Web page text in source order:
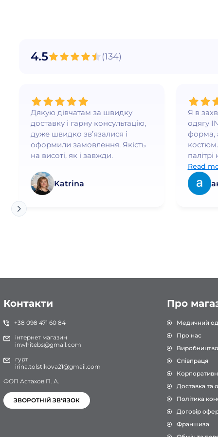
Белый/Баклажан
Белый/Бордо
Белый/Голубой
Белый/Зеленый
Белый/Красный
Белый/Лаванда
Белый/Лаванда/Белый
Белый/Малина
Белый/Малина/Белый
Белый/Персик
Білий/Сірий
Белый/Серый/Белый
Белый/Тиффани
Белый/Тиффани/Белый
Белый/Черный
Тиск
Фиолетовый
4.5 (134)
Дякую дівчатам за швидку
доставку і гарну консультацію,
дуже швидко зв’язалися і
оформили замовлення. Якість
на висоті, як і завжди.
Katrina
Я в
одягу
форма,
палітрі
Read
Контакти
+38 098 471 60 84
інтернет магазин
inwhitebs@gmail.com
гурт
irina.tolstikova21@gmail.com
ФОП Астахов П. А.
ЗВОРОТНІЙ ЗВ'ЯЗОК
Про
Медичний
Про нас
Виробництво
Співпраця
Доставка та
Політика
Договір
Франшиза